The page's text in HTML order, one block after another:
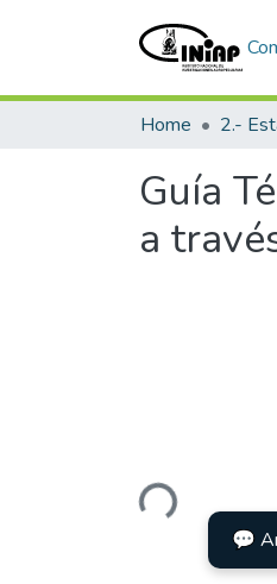
Home
Guía
a
Loading...
💬